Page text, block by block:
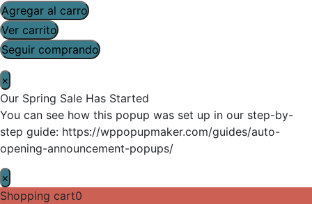
Agregar al carro
Ver carrito
Seguir comprando
×
Our Spring Sale Has Started
You can see how this popup was set up in our step-by-
step guide: https://wppopupmaker.com/guides/auto-
opening-announcement-popups/
×
Shopping cart0